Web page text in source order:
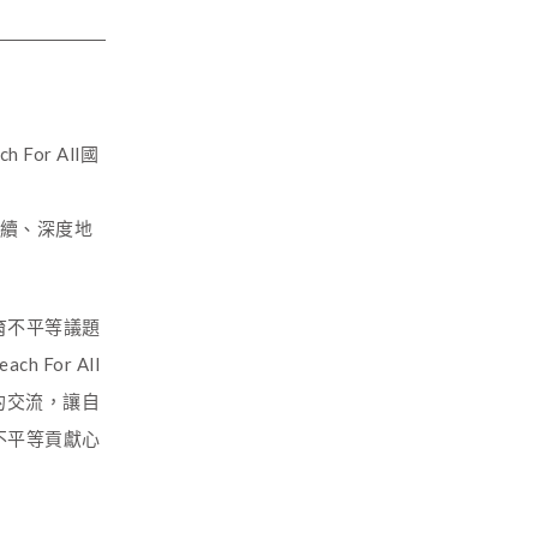
For All國
、深度地
不平等議題
For All
流，讓自
平等貢獻心